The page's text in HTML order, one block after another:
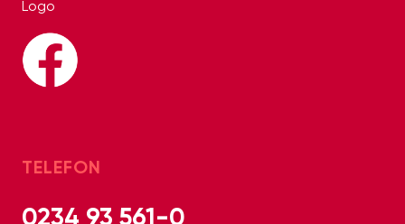
TELEFON
0234 93 561-0